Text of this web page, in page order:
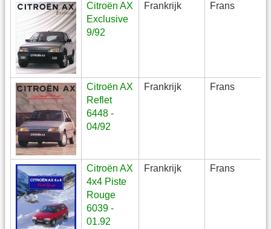
Citroën AX
Exclusive
9/92
Frankrijk Frans
Citroën AX
Reflet
6448 -
04/92
Frankrijk Frans
Citroën AX
4x4 Piste
Rouge
6039 -
01.92
Frankrijk Frans